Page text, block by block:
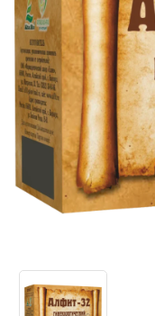
Как вернуть товар?